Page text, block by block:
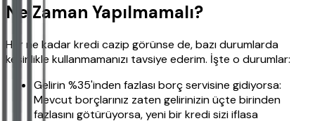
Ne Zaman Yapılmamalı?
Her ne kadar kredi cazip görünse de, bazı durumlarda
kesinlikle kullanmamanızı tavsiye ederim. İşte o durumlar:
Gelirin %35'inden fazlası borç servisine gidiyorsa:
Mevcut borçlarınız zaten gelirinizin üçte birinden
fazlasını götürüyorsa, yeni bir kredi sizi iflasa